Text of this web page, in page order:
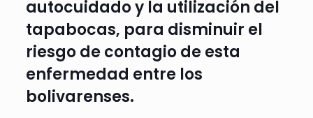
autocuidado y la utilización del
tapabocas, para disminuir el
riesgo de contagio de esta
enfermedad entre los
bolivarenses.